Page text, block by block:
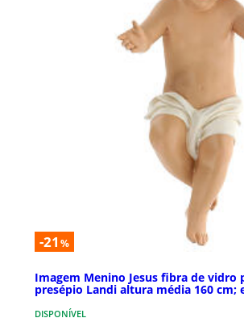
-21 %
Imagem Menino Jesus fibra de vidro
presépio Landi altura média 160 cm;
DISPONÍVEL